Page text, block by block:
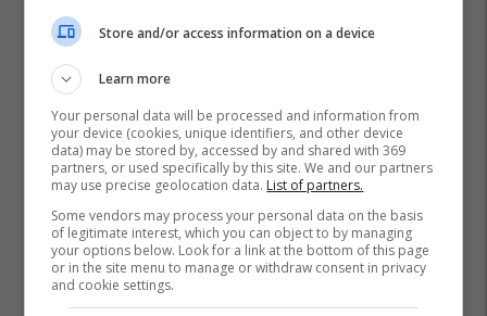
Store and/or access information on a device
Learn more
Your personal data will be processed and information from
your device (cookies, unique identifiers, and other device
data) may be stored by, accessed by and shared with 369
partners, or used specifically by this site. We and our partners
may use precise geolocation data. List of partners.
Some vendors may process your personal data on the basis
of legitimate interest, which you can object to by managing
your options below. Look for a link at the bottom of this page
or in the site menu to manage or withdraw consent in privacy
and cookie settings.